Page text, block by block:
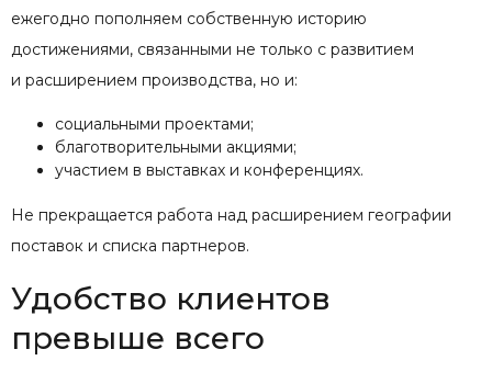
ежегодно пополняем собственную историю
достижениями, связанными не только с развитием
и расширением производства, но и:
социальными проектами;
благотворительными акциями;
участием в выставках и конференциях.
Не прекращается работа над расширением географии
поставок и списка партнеров.
Удобство клиентов
превыше всего